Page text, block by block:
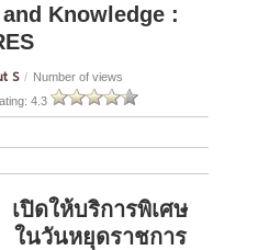
Knowledge :
S / Number of views
4.3
เปิดให้บริการพิเศษ
ในวันหยุดราชการ